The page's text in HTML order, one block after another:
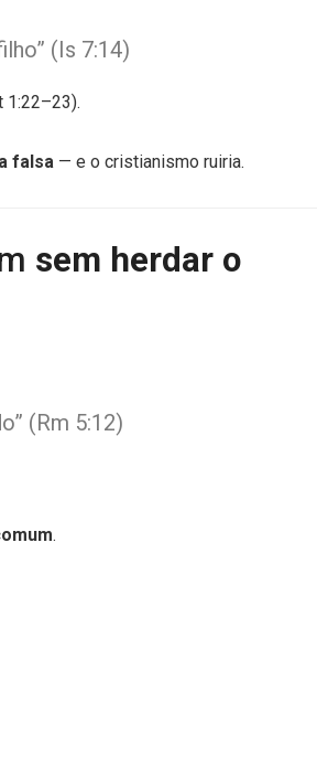
(Is 7:14)
1:22–23).
falsa — e o cristianismo ruiria.
sem herdar o
(Rm 5:12)
.